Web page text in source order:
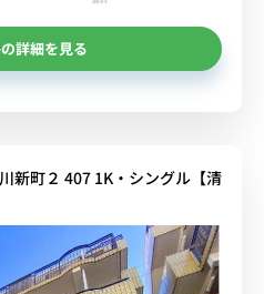
詳細を見る
新町２ 407 1K・シングル【清